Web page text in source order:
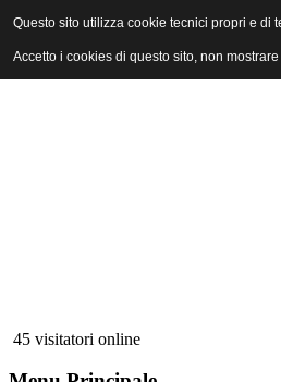
ANICA | Associazione Nazionale
45 visitatori online
Questo sito utilizza cookie tecnici propri e di
Accetto i cookies di questo sito, non
Questo sito utilizza cookie tecnici propri e di
Accetto i cookies di questo sito, non